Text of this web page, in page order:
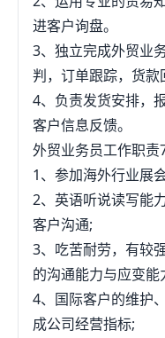
进客户询盘。
3、独立完成外贸业
判，订单跟踪，货款
4、负责发货安排，
客户信息反馈。
外贸业务员工作职责
1、参加海外行业展
2、英语听说读写能
客户沟通;
3、吃苦耐劳，有较
的沟通能力与应变能
4、国际客户的维护
成公司经营指标;